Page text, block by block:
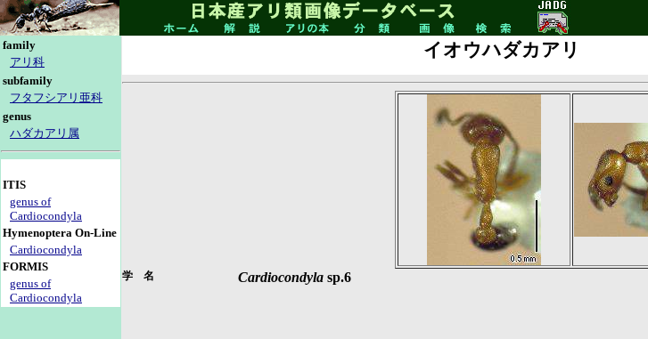
family
アリ科
subfamily
フタフシアリ亜科
genus
ハダカアリ属
ITIS
genus of
Cardiocondyla
Hymenoptera On-Line
Cardiocondyla
FORMIS
genus of
Cardiocondyla
イオウハダカアリ
学 名 Cardiocondyla sp.6